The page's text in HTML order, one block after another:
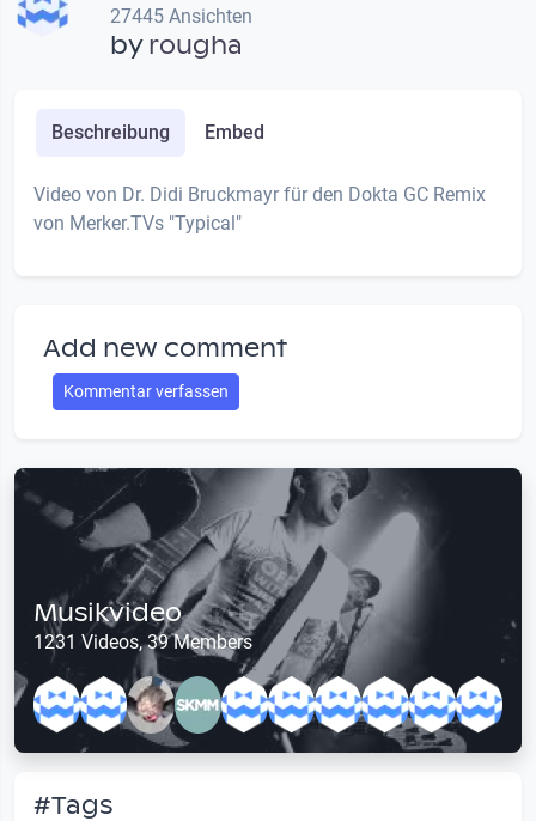
27445 Ansichten
byrougha
Beschreibung Embed
Video von Dr. Didi Bruckmayr für den Dokta GC Remix
von Merker.TVs "Typical"
Add new comment
Kommentar verfassen
Musikvideo
1231 Videos, 39 Members
#Tags